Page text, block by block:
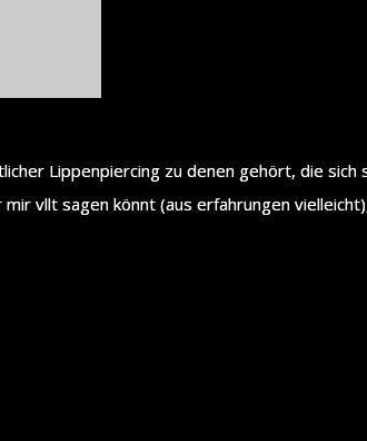
Lippenpiercing zu denen gehört, die sich
vllt sagen könnt (aus erfahrungen